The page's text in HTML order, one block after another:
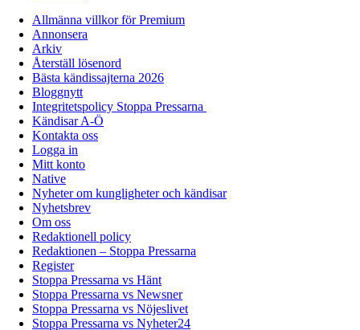
Allmänna villkor för Premium
Annonsera
Arkiv
Återställ lösenord
Bästa kändissajterna 2026
Bloggnytt
Integritetspolicy Stoppa Pressarna
Kändisar A-Ö
Kontakta oss
Logga in
Mitt konto
Native
Nyheter om kungligheter och kändisar
Nyhetsbrev
Om oss
Redaktionell policy
Redaktionen – Stoppa Pressarna
Register
Stoppa Pressarna vs Hänt
Stoppa Pressarna vs Newsner
Stoppa Pressarna vs Nöjeslivet
Stoppa Pressarna vs Nyheter24